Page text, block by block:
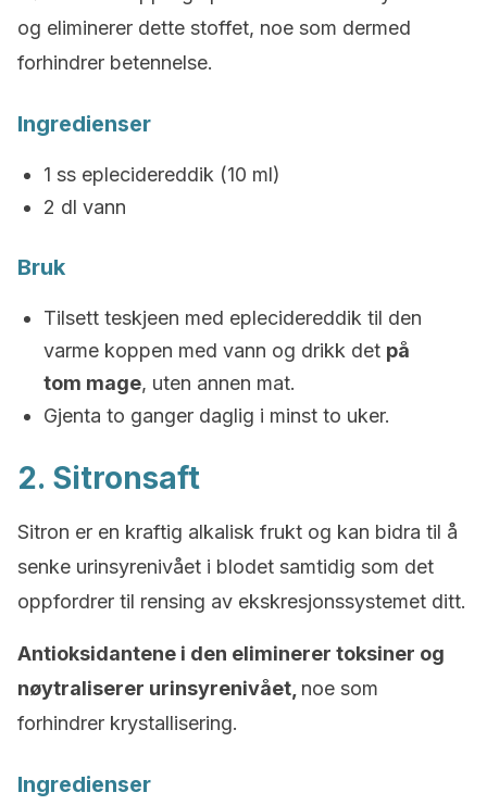
og eliminerer dette stoffet, noe som dermed
forhindrer betennelse.
Ingredienser
1 ss eplecidereddik (10 ml)
2 dl vann
Bruk
Tilsett teskjeen med eplecidereddik til den
varme koppen med vann og drikk det på
tom mage, uten annen mat.
Gjenta to ganger daglig i minst to uker.
2. Sitronsaft
Sitron er en kraftig alkalisk frukt og kan bidra til å
senke urinsyrenivået i blodet samtidig som det
oppfordrer til rensing av ekskresjonssystemet ditt.
Antioksidantene i den eliminerer toksiner og
nøytraliserer urinsyrenivået, noe som
forhindrer krystallisering.
Ingredienser